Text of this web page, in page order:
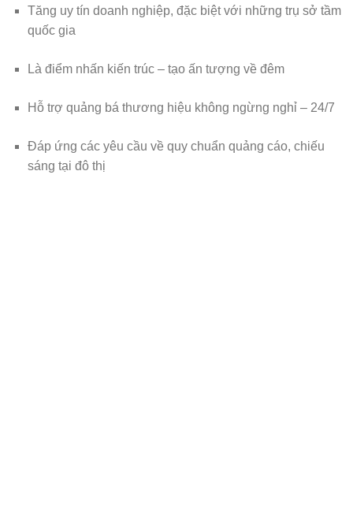
Tăng uy tín doanh nghiệp, đặc biệt với những trụ sở tầm
quốc gia
Là điểm nhấn kiến trúc – tạo ấn tượng về đêm
Hỗ trợ quảng bá thương hiệu không ngừng nghỉ – 24/7
Đáp ứng các yêu cầu về quy chuẩn quảng cáo, chiếu
sáng tại đô thị